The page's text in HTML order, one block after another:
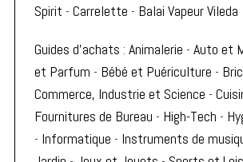
Spirit - Carrelette - Balai Vapeur Vileda
Guides d'achats : Animalerie - Auto et
et Parfum - Bébé et Puériculture -
Commerce, Industrie et Science -
Fournitures de Bureau - High-Tech -
- Informatique - Instruments de